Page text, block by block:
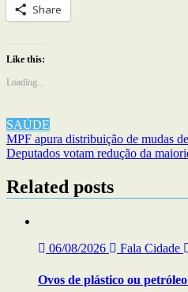
Share
Like this:
Loading...
SAÚDE
Navegação
de
artigos
MPF apura distribuição de mudas
Deputados votam redução da
Related posts
06/08/2026 Fala Cidade
Ovos de plástico ou